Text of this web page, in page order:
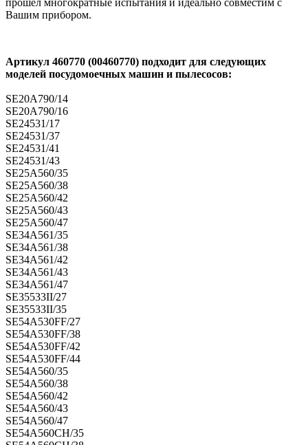
прошёл многократные испытания и идеально совместим с
Вашим прибором.
Артикул 460770 (00460770) подходит для следующих
моделей посудомоечных машин и пылесосов:
SE20A790/14
SE20A790/16
SE24531/17
SE24531/37
SE24531/41
SE24531/43
SE25A560/35
SE25A560/38
SE25A560/42
SE25A560/43
SE25A560/47
SE34A561/35
SE34A561/38
SE34A561/42
SE34A561/43
SE34A561/47
SE35533II/27
SE35533II/35
SE54A530FF/27
SE54A530FF/38
SE54A530FF/42
SE54A530FF/44
SE54A560/35
SE54A560/38
SE54A560/42
SE54A560/43
SE54A560/47
SE54A560CH/35